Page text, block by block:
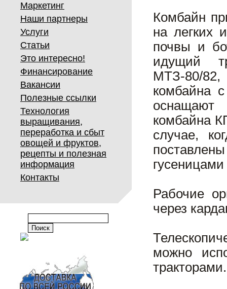
Маркетинг
Наши партнеры
Услуги
Статьи
Это интересно!
Финансирование
Вакансии
Полезные ссылки
Технология
выращивания,
переработка и сбыт
овощей и фруктов,
рецепты и полезная
информация
Контакты
Комбайн
на легких
почвы и
идущий
МТЗ-80/
комбайна
оснащают
комбайна
случае,
Рабочие
через
можно
тракторами.